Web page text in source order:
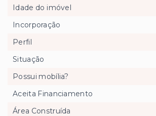
Idade do imóvel
Incorporação
Perfil
Situação
Possui mobília?
Aceita Financiamento
Área Construída